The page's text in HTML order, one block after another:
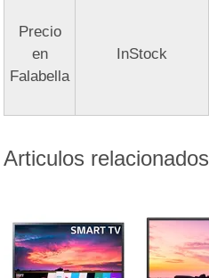
Precio
en
Falabella
InStock
Articulos relacionados